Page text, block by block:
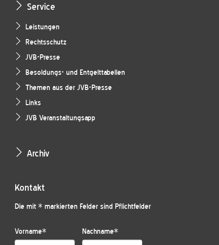
Service
Leistungen
Rechtsschutz
JVB-Presse
Besoldungs- und Entgelttabellen
Themen aus der JVB-Presse
Links
JVB Veranstaltungsapp
Archiv
Kontakt
Die mit * markierten Felder sind Pflichtfelder
Vorname* Nachname*